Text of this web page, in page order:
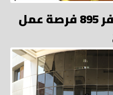
مديرية العمل توفر 895 فرصة عمل